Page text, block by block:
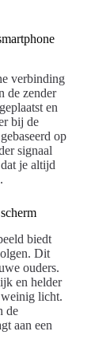
verbinding
de zender
en
bij de
op
signaal
je altijd
biedt
Dit
ouders.
en helder
licht.
de
aan een